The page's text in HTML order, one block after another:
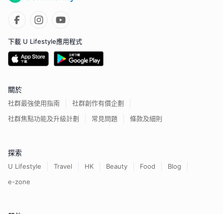
下載 U Lifestyle應用程式
關於
社群最強使用指南
社群創作有價企劃
社群焦點功能及升級計劃
常見問題 條款及細則
探索
U Lifestyle Travel HK Beauty Food
Blog
e-zone